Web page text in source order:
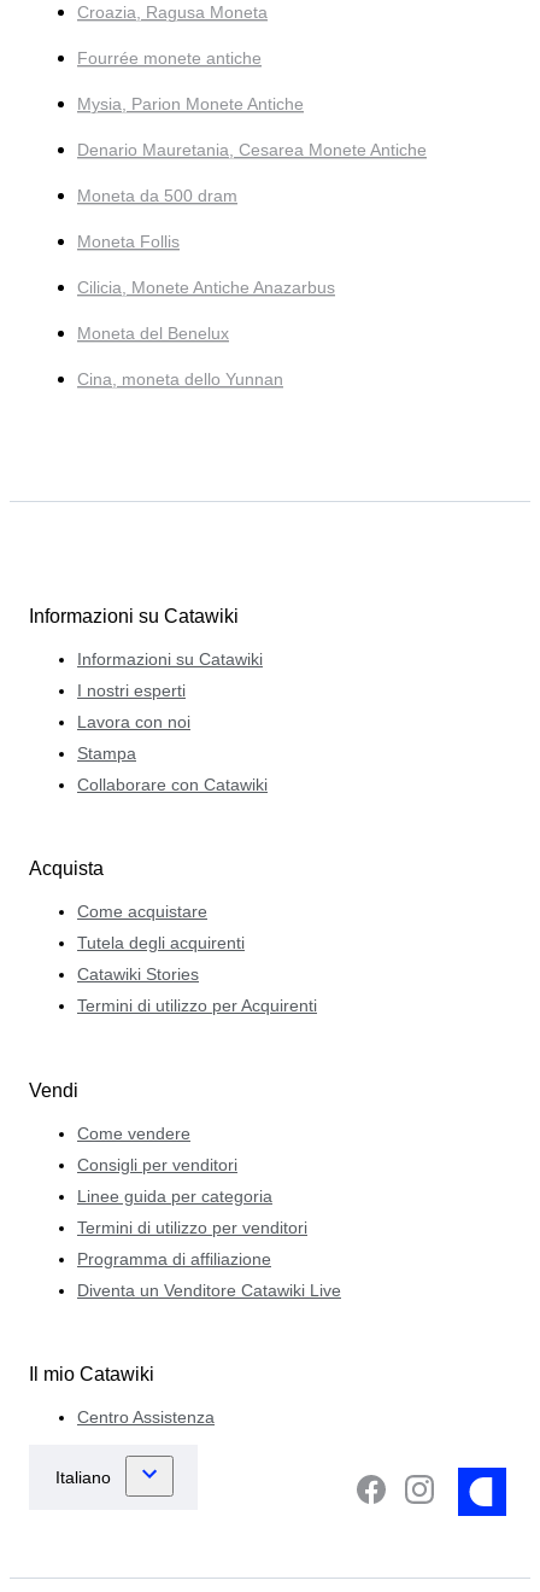
Croazia, Ragusa Moneta
Fourrée monete antiche
Mysia, Parion Monete Antiche
Denario Mauretania, Cesarea Monete Antiche
Moneta da 500 dram
Moneta Follis
Cilicia, Monete Antiche Anazarbus
Moneta del Benelux
Cina, moneta dello Yunnan
Informazioni su Catawiki
Informazioni su Catawiki
I nostri esperti
Lavora con noi
Stampa
Collaborare con Catawiki
Acquista
Come acquistare
Tutela degli acquirenti
Catawiki Stories
Termini di utilizzo per Acquirenti
Vendi
Come vendere
Consigli per venditori
Linee guida per categoria
Termini di utilizzo per venditori
Programma di affiliazione
Diventa un Venditore Catawiki Live
Il mio Catawiki
Centro Assistenza